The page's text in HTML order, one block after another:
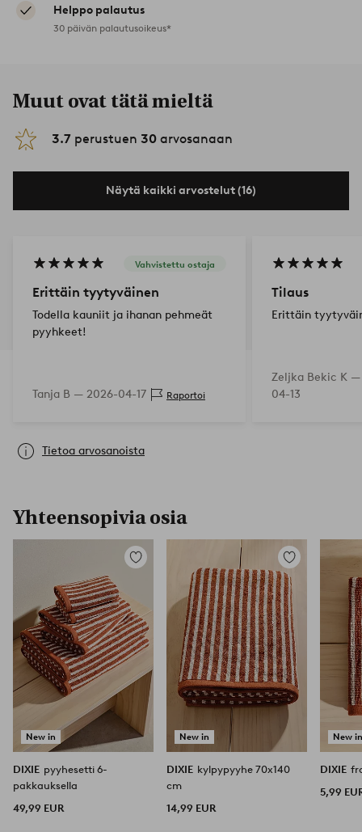
Helppo palautus
30 päivän palautusoikeus*
Muut ovat tätä mieltä
3.7 perustuen 30 arvosanaan
Näytä kaikki arvostelut (16)
Vahvistettu ostaja
Erittäin tyytyväinen
Todella kauniit ja ihanan pehmeät
pyyhkeet!
Tanja B — 2026-04-17 Raportoi
Tilaus
Erittäin
Zeljka Bekic K
04-13
Tietoa arvosanoista
Yhteensopivia osia
New in
Lisää
DIXIE pyyhesetti 6-
pakkauksella
49,99 EUR
New in
Lisää
suosikkeihin
DIXIE kylpypyyhe 70x140
cm
14,99 EUR
New
DIXIE
5,99